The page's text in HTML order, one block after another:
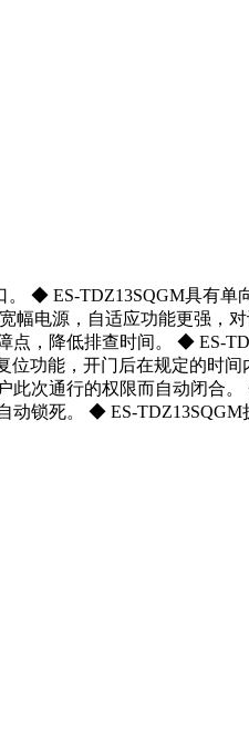
◆ ES-TDZ13SQGM具有
电源，自适应功能更强，
，降低排查时间。 ◆ ES-
功能，开门后在规定的时
次通行的权限而自动闭合
锁死。 ◆ ES-